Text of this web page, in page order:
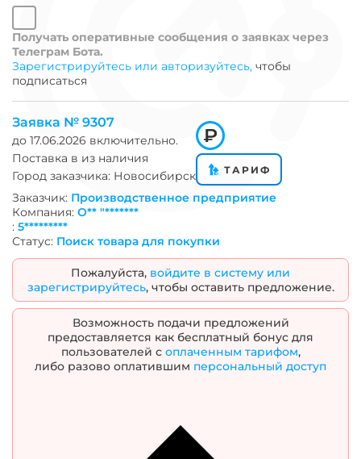
Получать оперативные сообщения о заявках через
Телеграм Бота.
Зарегистрируйтесь или авторизуйтесь, чтобы
подписаться
Заявка № 9307
до 17.06.2026 включительно.
Поставка в из наличия
Город заказчика: Новосибирск ТАРИФ
Заказчик: Производственное предприятие
Компания: О** "*******
: 5*********
Статус: Поиск товара для покупки
Пожалуйста, войдите в систему или
зарегистрируйтесь, чтобы оставить предложение.
Возможность подачи предложений
предоставляется как бесплатный бонус для
пользователей с оплаченным тарифом,
либо разово оплатившим персональный доступ